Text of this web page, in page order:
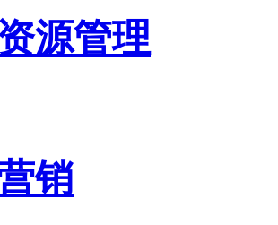
源管理
销